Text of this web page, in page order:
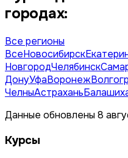
городах:
Все регионы
ВсеНовосибирск
НовгородЧелябинск
ДонуУфаВоронеж
ЧелныАстрахань
Данные обновлены 8
Курсы